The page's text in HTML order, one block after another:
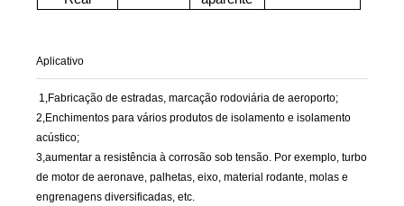
Aplicativo
1,Fabricação de estradas, marcação rodoviária de aeroporto;
2,Enchimentos para vários produtos de isolamento e isolamento
acústico;
3,aumentar a resistência à corrosão sob tensão. Por exemplo, turbo
de motor de aeronave, palhetas, eixo, material rodante, molas e
engrenagens diversificadas, etc.